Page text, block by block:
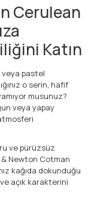
Cerulean
Katın
veya pastel
o serin, hafif
musunuz?
veya yapay
ve pürüzsüz
Newton Cotman
kağıda dokunduğu
açık karakterini